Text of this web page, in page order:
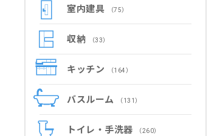
室内建具 （75）
収納 （33）
キッチン （164）
バスルーム （131）
トイレ・手洗器 （260）